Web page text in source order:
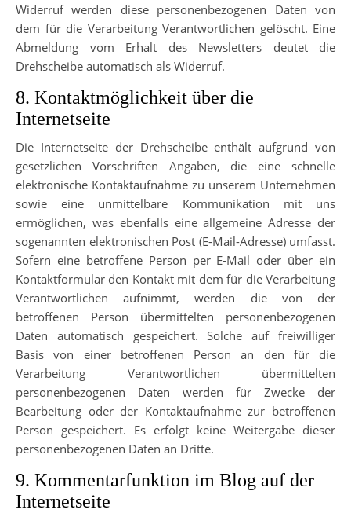
Widerruf werden diese personenbezogenen Daten von
dem für die Verarbeitung Verantwortlichen gelöscht. Eine
Abmeldung vom Erhalt des Newsletters deutet die
Drehscheibe automatisch als Widerruf.
8. Kontaktmöglichkeit über die
Internetseite
Die Internetseite der Drehscheibe enthält aufgrund von
gesetzlichen Vorschriften Angaben, die eine schnelle
elektronische Kontaktaufnahme zu unserem Unternehmen
sowie eine unmittelbare Kommunikation mit uns
ermöglichen, was ebenfalls eine allgemeine Adresse der
sogenannten elektronischen Post (E-Mail-Adresse) umfasst.
Sofern eine betroffene Person per E-Mail oder über ein
Kontaktformular den Kontakt mit dem für die Verarbeitung
Verantwortlichen aufnimmt, werden die von der
betroffenen Person übermittelten personenbezogenen
Daten automatisch gespeichert. Solche auf freiwilliger
Basis von einer betroffenen Person an den für die
Verarbeitung Verantwortlichen übermittelten
personenbezogenen Daten werden für Zwecke der
Bearbeitung oder der Kontaktaufnahme zur betroffenen
Person gespeichert. Es erfolgt keine Weitergabe dieser
personenbezogenen Daten an Dritte.
9. Kommentarfunktion im Blog auf der
Internetseite